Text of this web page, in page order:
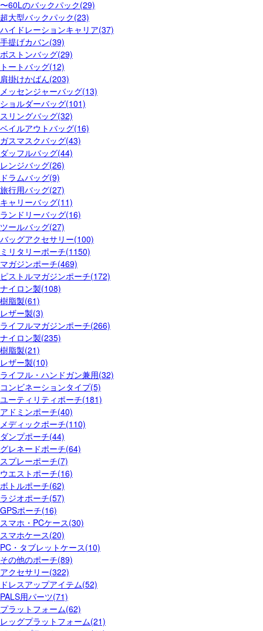
〜60Lのバックパック(29)
超大型バックパック(23)
ハイドレーションキャリア(37)
手提げカバン(39)
ボストンバッグ(29)
トートバッグ(12)
肩掛けかばん(203)
メッセンジャーバッグ(13)
ショルダーバッグ(101)
スリングバッグ(32)
ベイルアウトバッグ(16)
ガスマスクバッグ(43)
ダッフルバッグ(44)
レンジバッグ(26)
ドラムバッグ(9)
旅行用バッグ(27)
キャリーバッグ(11)
ランドリーバッグ(16)
ツールバッグ(27)
バッグアクセサリー(100)
ミリタリーポーチ(1150)
マガジンポーチ(469)
ピストルマガジンポーチ(172)
ナイロン製(108)
樹脂製(61)
レザー製(3)
ライフルマガジンポーチ(266)
ナイロン製(235)
樹脂製(21)
レザー製(10)
ライフル・ハンドガン兼用(32)
コンビネーションタイプ(5)
ユーティリティポーチ(181)
アドミンポーチ(40)
メディックポーチ(110)
ダンプポーチ(44)
グレネードポーチ(64)
スプレーポーチ(7)
ウエストポーチ(16)
ボトルポーチ(62)
ラジオポーチ(57)
GPSポーチ(16)
スマホ・PCケース(30)
スマホケース(20)
PC・タブレットケース(10)
その他のポーチ(89)
アクセサリー(322)
ドレスアップアイテム(52)
PALS用パーツ(71)
プラットフォーム(62)
レッグプラットフォーム(21)